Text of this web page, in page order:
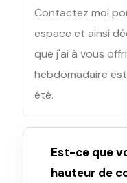
Contactez moi
espace et ainsi
que j'ai à vous
hebdomadaire
été.
Est-ce que
hauteur de